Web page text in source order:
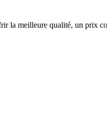
la meilleure qualité, un prix